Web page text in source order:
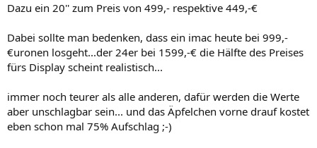
Dazu ein 20'' zum Preis von 499,- respektive 449,-€
Dabei sollte man bedenken, dass ein imac heute bei 999,-
€uronen losgeht...der 24er bei 1599,-€ die Hälfte des Preises
fürs Display scheint realistisch...
immer noch teurer als alle anderen, dafür werden die Werte
aber unschlagbar sein... und das Äpfelchen vorne drauf kostet
eben schon mal 75% Aufschlag ;-)